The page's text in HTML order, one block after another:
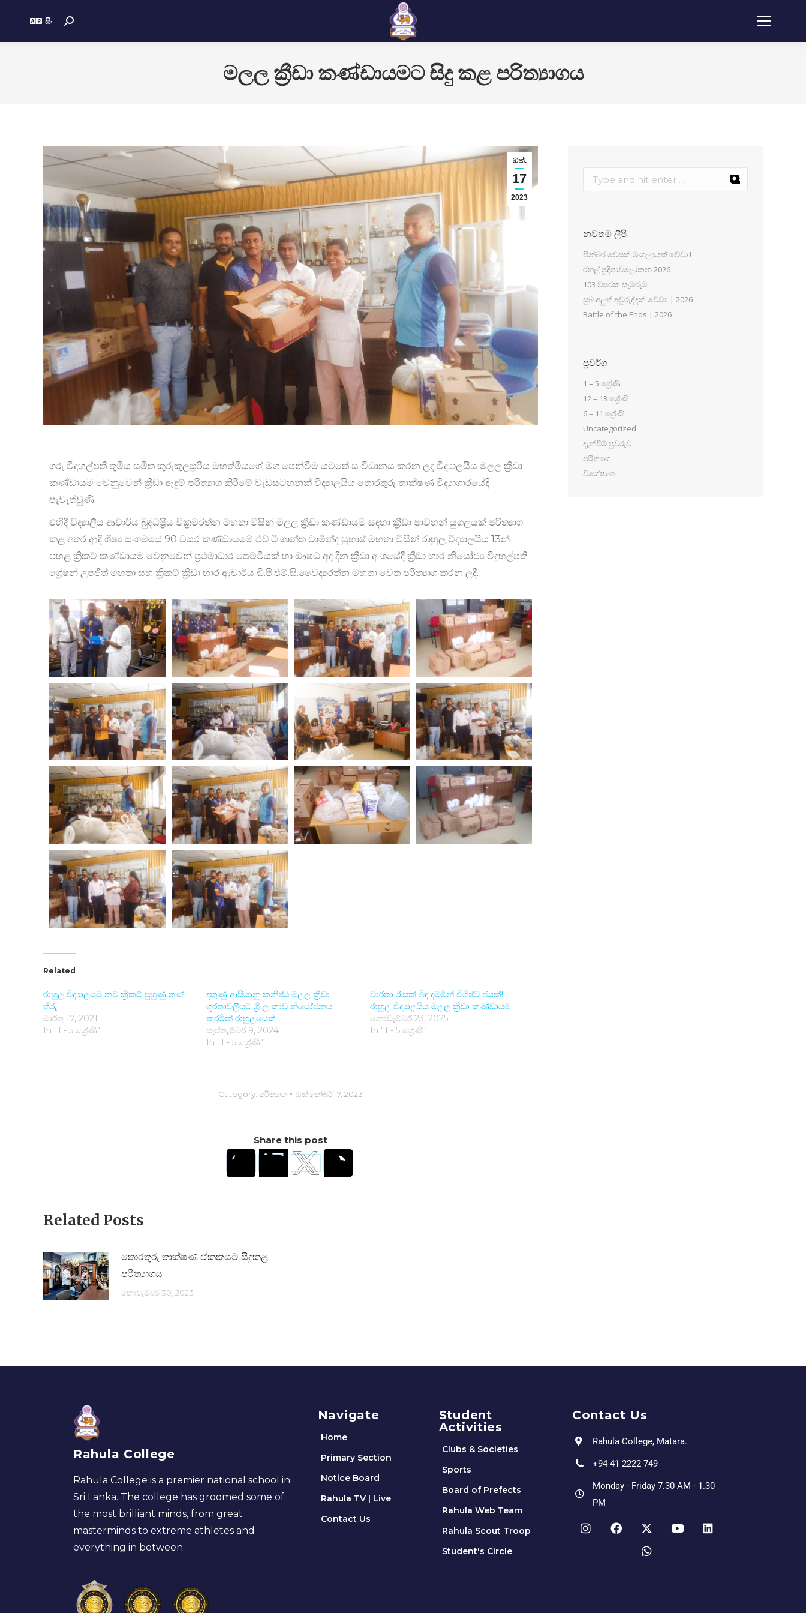
සිං
මලල ක්‍රීඩා කණ්ඩායමට සිදු කළ පරිත්‍යාගය
ඔක්.
17
2023
ගරු විදුහල්පති තුමිය සමිත කුරුකුලසූරිය මහත්මියගේ මග පෙන්වීම යටතේ සංවිධානය කරන ලද විද්‍යාලයීය මලල ක්‍රීඩා
කණ්ඩායම වෙනුවෙන් ක්‍රීඩා ඇදුම් පරිත්‍යාග කිරීමේ වැඩසටහනක් විද්‍යාලයීය තොරතුරු තාක්ෂණ විද්‍යාගාරයේදී
පැවැත්වුණි.
එහිදී විද්‍යාලීය ආචාර්ය බුද්ධප්‍රිය වික්‍රමරත්න මහතා විසින් මලල ක්‍රීඩා කණ්ඩායම සඳහා ක්‍රීඩා පාවහන් යුගලයක් පරිත්‍යාග
කළ අතර ආදි ශිෂ්‍ය සංගමයේ 90 වසර කණ්ඩායමේ එච්.ටී.ශාන්ත චාමින්ද සුභාෂ් මහතා විසින් රාහුල විද්‍යාලයීය 13න්
පහළ ක්‍රිකට් කණ්ඩායම වෙනුවෙන් ප්‍රථමාධාර පෙට්ටියක් හා ඖෂධ අද දින ක්‍රීඩා අංශයේදී ක්‍රීඩා භාර නියෝජ්‍ය විදුහල්පති
ග්‍රේෂන් උපජිත් මහතා සහ ක්‍රිකට් ක්‍රීඩා භාර ආචාර්ය ඩී.පී.එම්.සී.වෛද්‍යරත්න මහතා වෙත පරිත්‍යාග කරන ලදී.
Related
රාහුල විද්‍යාලයට නව ක්‍රිකට් පුහුණු තණ
තීරු
මාර්තු 17, 2021
In "1 - 5 ශ්‍රේණි"
දකුණු ආසියානු කනිෂ්ඨ මලල ක්‍රීඩා
ශූරතාවලියට ශ්‍රී ලංකාව නියෝජනය
කරමින් රාහුලයෙක්
සැප්තැම්බර් 9, 2024
In "1 - 5 ශ්‍රේණි"
වාර්තා රැසක් බිඳ දමමින් විශිෂ්ට ජයක්! |
රාහුල විද්‍යාලයීය මලල ක්‍රීඩා කණ්ඩායම
නොවැම්බර් 23, 2025
In "1 - 5 ශ්‍රේණි"
Category: පරිත්‍යාග ඔක්තෝබර් 17, 2023
Share this post
Related Posts
තොරතුරු තාක්ෂණ ඒකකයට සිදුකළ
පරිත්‍යාගය
නොවැම්බර් 30, 2023
නවතම ලිපි
පින්බර වෙසක් මංගල්‍යයක් වේවා !
රහල් ප්‍රදීපාවලෝකන 2026
103 වසරක සැමරුම
සුබ අලුත් අවුරුද්දක් වේවා! | 2026
Battle of the Ends | 2026
ප්‍රවර්ග
1 – 5 ශ්‍රේණි
12 – 13 ශ්‍රේණි
6 – 11 ශ්‍රේණි
Uncategorized
දැන්වීම් පුවරුව
පරිත්‍යාග
විශේෂාංග
Rahula College
Rahula College is a premier national school in
Sri Lanka. The college has groomed some of
the most brilliant minds, from great
masterminds to extreme athletes and
everything in between.
Navigate
Home
Primary Section
Notice Board
Rahula TV | Live
Contact Us
Student
Activities
Clubs & Societies
Sports
Board of Prefects
Rahula Web Team
Rahula Scout Troop
Student's Circle
Contact Us
Rahula College, Matara.
+94 41 2222 749
Monday - Friday 7.30 AM - 1.30
PM